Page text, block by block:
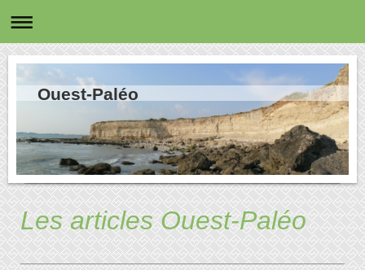
Ouest-Paléo
Les articles Ouest-Paléo